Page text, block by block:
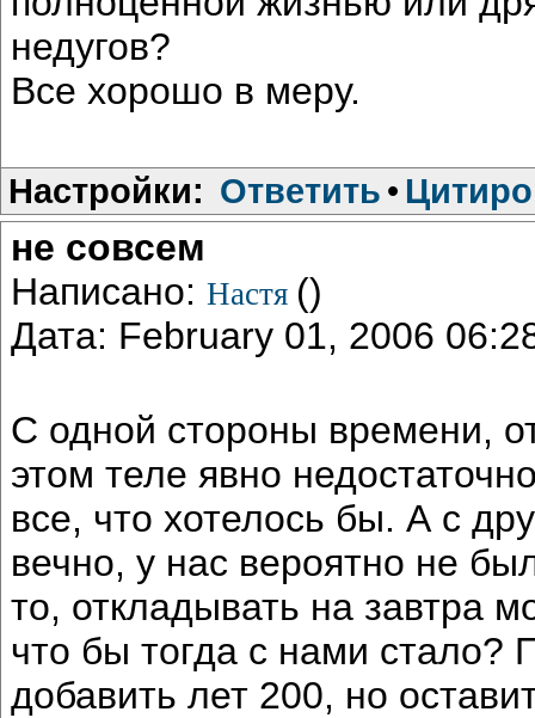
недугов?
Все хорошо в меру.
Настройки: Ответить •
не совсем
Написано: Настя ()
Дата: February 01, 2006
С одной стороны времени,
этом теле явно
все, что хотелось бы. А с
вечно, у нас вероятно не
то, откладывать на завтра
что бы тогда с нами стало?
добавить лет 200, но